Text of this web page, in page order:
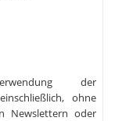
der
ohne
Newslettern oder